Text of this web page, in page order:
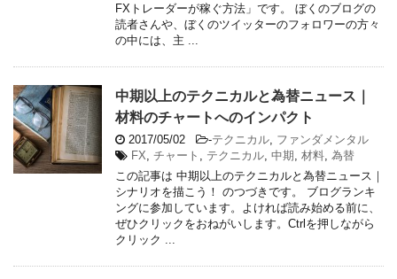
FXトレーダーが稼ぐ方法」です。 ぼくのブログの
読者さんや、ぼくのツイッターのフォロワーの方々
の中には、主 ...
中期以上のテクニカルと為替ニュース｜
材料のチャートへのインパクト
2017/05/02 -テクニカル ファンダメンタル
FX チャート テクニカル 中期 材料 為替
この記事は 中期以上のテクニカルと為替ニュース｜
シナリオを描こう！ のつづきです。 ブログランキ
ングに参加しています。よければ読み始める前に、
ぜひクリックをおねがいします。Ctrlを押しながら
クリック ...